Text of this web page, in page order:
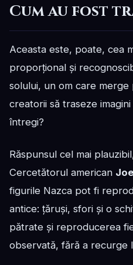
Cum au fost
Aceasta este, poate, cea
proporțional și
solului, un om care
creatorii să traseze
întregi?
Răspunsul cel mai
Cercetătorul american
figurile Nazca pot fi
antice: țăruși, sfori și o
pătrate și reproducerea
observată, fără a recurge